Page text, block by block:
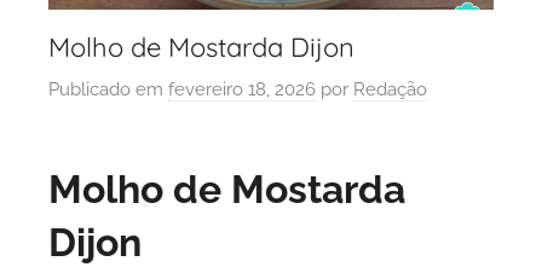
Molho de Mostarda Dijon
Publicado em fevereiro 18, 2026 por Redação
Molho de Mostarda
Dijon